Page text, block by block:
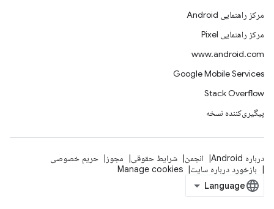
مرکز راهنمایی Android
مرکز راهنمایی Pixel
www.android.com
Google Mobile Services
Stack Overflow
پیگیری‌کننده نسخه
درباره Android انجمن شرایط حقوقی مجوز
حریم خصوصی
بازخورد درباره سایت
Manage cookies